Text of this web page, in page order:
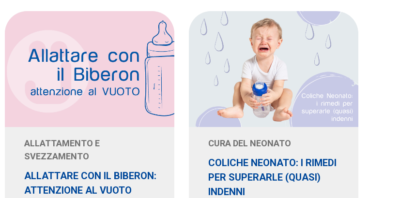
ALLATTAMENTO E
SVEZZAMENTO
ALLATTARE CON IL BIBERON:
ATTENZIONE AL VUOTO
CURA DEL NEONATO
COLICHE NEONATO: I RIMEDI
PER SUPERARLE (QUASI)
INDENNI